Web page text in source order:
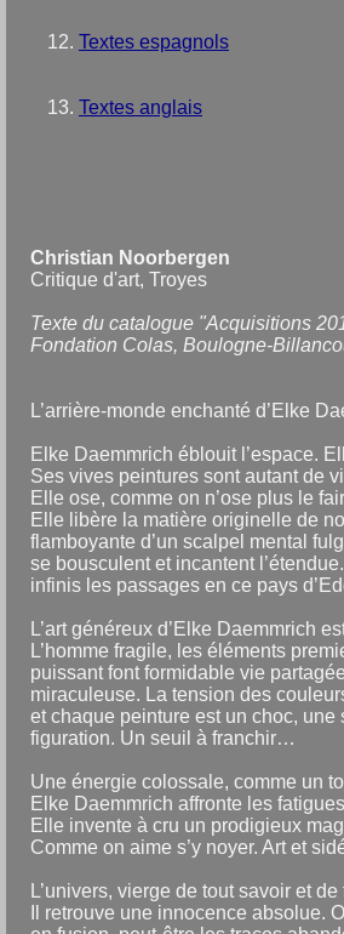
Textes espagnols
Textes anglais
Christian Noorbergen
Critique d'art, Troyes
Texte du catalogue "Acquisitions
Fondation Colas, Boulogne-
L’arrière-monde enchanté d’Elke
Elke Daemmrich éblouit l’espace.
Ses vives peintures sont autant de
Elle ose, comme on n’ose plus le
Elle libère la matière originelle de
flamboyante d’un scalpel mental
se bousculent et incantent
infinis les passages en ce pays
L’art généreux d’Elke Daemmrich
L’homme fragile, les éléments
puissant font formidable vie
miraculeuse. La tension des
et chaque peinture est un choc,
figuration. Un seuil à franchir…
Une énergie colossale, comme un
Elke Daemmrich affronte les
Elle invente à cru un prodigieux
Comme on aime s’y noyer. Art et
L’univers, vierge de tout savoir et
Il retrouve une innocence absolue.